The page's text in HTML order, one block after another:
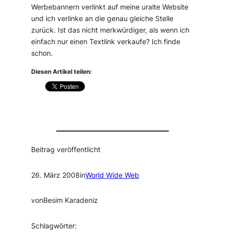
Werbebannern verlinkt auf meine uralte Website
und ich verlinke an die genau gleiche Stelle
zurück. Ist das nicht merkwürdiger, als wenn ich
einfach nur einen Textlink verkaufe? Ich finde
schon.
Diesen Artikel teilen:
Beitrag veröffentlicht
26. März 2008inWorld Wide Web
vonBesim Karadeniz
Schlagwörter: